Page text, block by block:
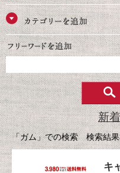
新
「ガム」での検索 検索結
キ